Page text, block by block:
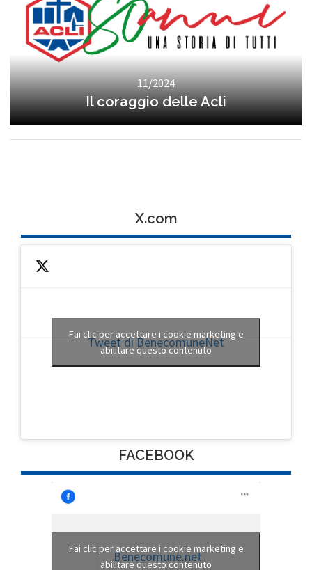
11/2024
Il coraggio delle Acli
X.com
Tweet di BenecomuneNet
Fai clic per accettare i cookie marketing e
abilitare questo contenuto
FACEBOOK
Benecomune.net
Fai clic per accettare i cookie marketing e
abilitare questo contenuto